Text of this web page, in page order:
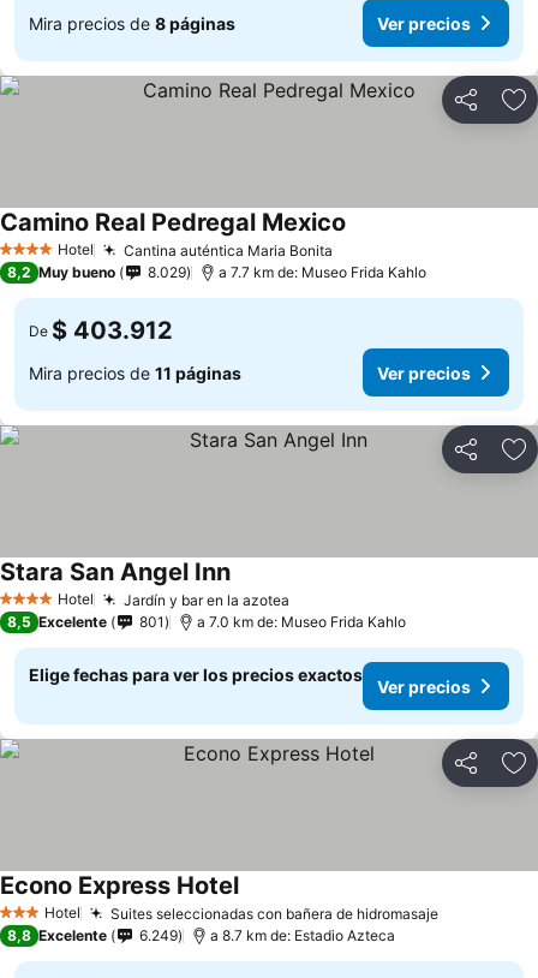
Mira precios de 8 páginas Ver precios
Compartir
4 EstrellasHotel Cantina auténtica Maria Bonita
Camino Real Pedregal Mexico
8,2 Muy bueno 8.029 a 7.7 km de: Museo Frida Kahlo
De $ 403.912
Mira precios de 11 páginas Ver precios
Compartir
4 EstrellasHotel Jardín y bar en la azotea
Stara San Angel InnVer precios
8,5 Excelente 801 a 7.0 km de: Museo Frida Kahlo
Elige fechas para ver los precios exactos
Ver precios
Compartir
3 Estrellas
Hotel Suites seleccionadas con bañera de hidromasajeVer
Econo Express HotelVer precios
8,8 Excelente 6.249 a 8.7 km de: Estadio Azteca